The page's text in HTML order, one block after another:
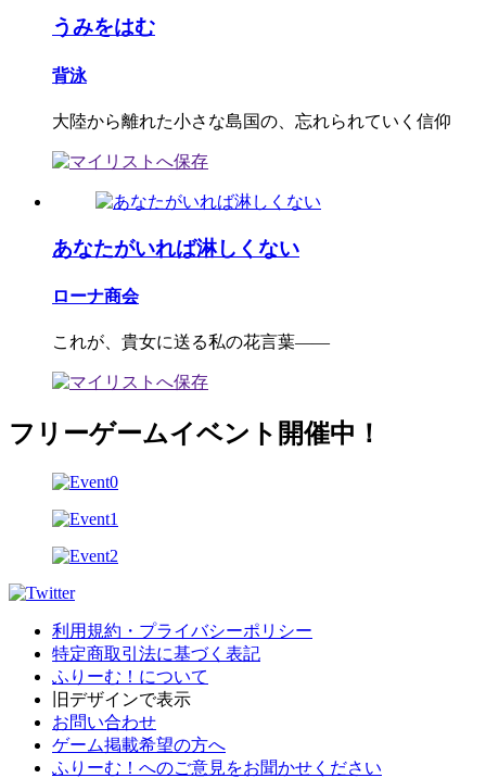
うみをはむ
背泳
大陸から離れた小さな島国の、忘れられていく信仰
あなたがいれば淋しくない
ローナ商会
これが、貴女に送る私の花言葉――
フリーゲームイベント開催中！
利用規約・プライバシーポリシー
特定商取引法に基づく表記
ふりーむ！について
旧デザインで表示
お問い合わせ
ゲーム掲載希望の方へ
ふりーむ！へのご意見をお聞かせください